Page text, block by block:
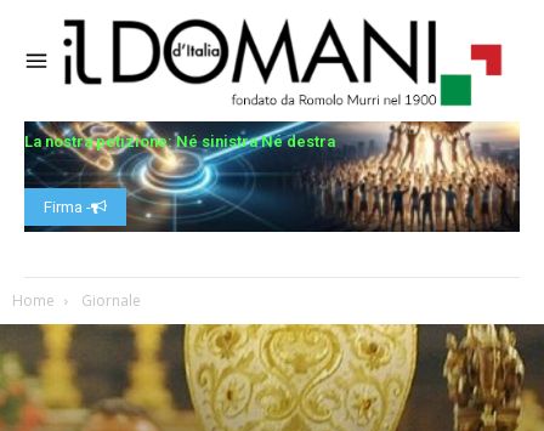
La nostra petizione: Né sinistra Né destra
Firma -
Home Giornale